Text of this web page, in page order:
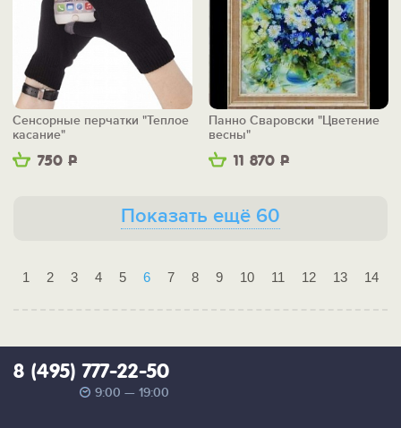
750 Р
Сенсорные перчатки "Теплое
касание"
11 870 Р
Панно Сваровски "Цветение
весны"
Показать ещё 60
1 2 3 4 5 6 7 8 9 10 11 12 13 14
8 (495) 777-22-50
9:00 — 19:00